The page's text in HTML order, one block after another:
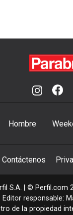
Hombre
Contáctenos
S.A. | © Perfil.com
Editor responsable:
de la propiedad